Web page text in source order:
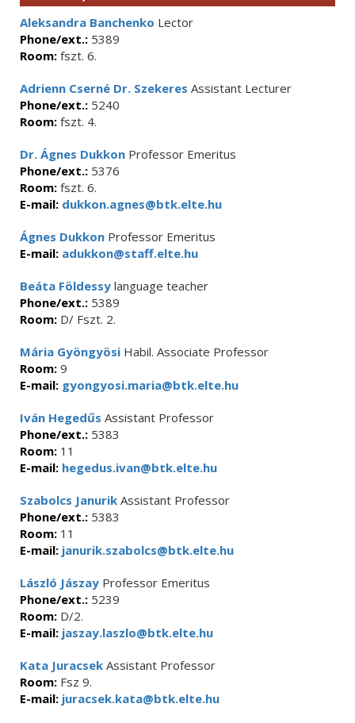
Aleksandra Banchenko Lector
Phone/ext.: 5389
Room: fszt. 6.
Adrienn Cserné Dr. Szekeres Assistant Lecturer
Phone/ext.: 5240
Room: fszt. 4.
Dr. Ágnes Dukkon Professor Emeritus
Phone/ext.: 5376
Room: fszt. 6.
E-mail: dukkon.agnes@btk.elte.hu
Ágnes Dukkon Professor Emeritus
E-mail: adukkon@staff.elte.hu
Beáta Földessy language teacher
Phone/ext.: 5389
Room: D/ Fszt. 2.
Mária Gyöngyösi Habil. Associate Professor
Room: 9
E-mail: gyongyosi.maria@btk.elte.hu
Iván Hegedűs Assistant Professor
Phone/ext.: 5383
Room: 11
E-mail: hegedus.ivan@btk.elte.hu
Szabolcs Janurik Assistant Professor
Phone/ext.: 5383
Room: 11
E-mail: janurik.szabolcs@btk.elte.hu
László Jászay Professor Emeritus
Phone/ext.: 5239
Room: D/2.
E-mail: jaszay.laszlo@btk.elte.hu
Kata Juracsek Assistant Professor
Room: Fsz 9.
E-mail: juracsek.kata@btk.elte.hu